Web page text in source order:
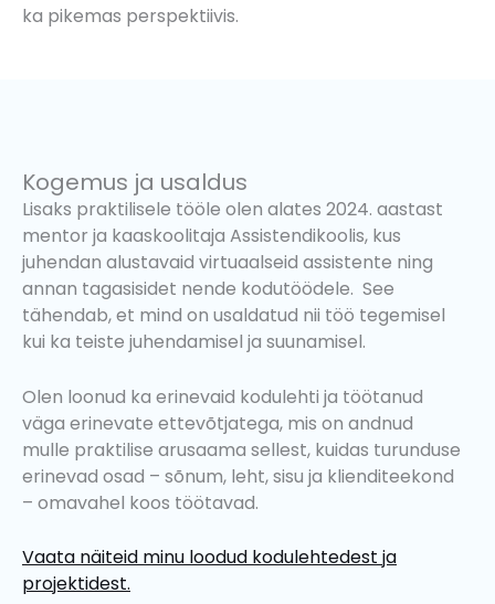
ka pikemas perspektiivis.
Kogemus ja usaldus
Lisaks praktilisele tööle olen alates 2024. aastast
mentor ja kaaskoolitaja Assistendikoolis, kus
juhendan alustavaid virtuaalseid assistente ning
annan tagasisidet nende kodutöödele. See
tähendab, et mind on usaldatud nii töö tegemisel
kui ka teiste juhendamisel ja suunamisel.
Olen loonud ka erinevaid kodulehti ja töötanud
väga erinevate ettevõtjatega, mis on andnud
mulle praktilise arusaama sellest, kuidas turunduse
erinevad osad – sõnum, leht, sisu ja klienditeekond
– omavahel koos töötavad.
Vaata näiteid minu loodud kodulehtedest ja
projektidest.